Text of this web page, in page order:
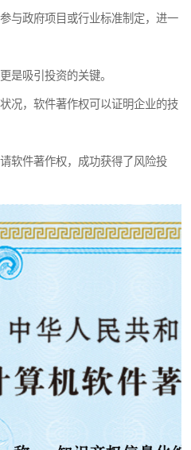
与政府项目或行业标准制定，进一
是吸引投资的关键。
况，软件著作权可以证明企业的技
软件著作权，成功获得了风险投